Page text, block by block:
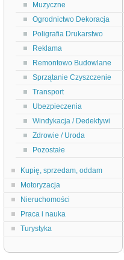
Muzyczne
Ogrodnictwo Dekoracja
Poligrafia Drukarstwo
Reklama
Remontowo Budowlane
Sprzątanie Czyszczenie
Transport
Ubezpieczenia
Windykacja / Dedektywi
Zdrowie / Uroda
Pozostałe
Kupię, sprzedam, oddam
Motoryzacja
Nieruchomości
Praca i nauka
Turystyka